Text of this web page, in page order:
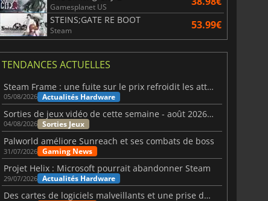
Gamesplanet US
STEINS;GATE RE BOOT
Steam 53.99€
TENDANCES ACTUELLES
Steam Frame : une fuite sur le prix refroidit les attentes VR
05/08/2026 Actualités Hardware
Sorties de jeux vidéo de cette semaine - août 2026 (semaine 32)
04/08/2026 Sorties Jeux
Palworld améliore Sunreach et ses combats de boss
31/07/2026 Gaming News
Projet Helix : Microsoft pourrait abandonner Steam
29/07/2026 Actualités Hardware
Des cartes de logiciels malveillants et une prise de contrôle de Discord ont touché Meccha Chameleon